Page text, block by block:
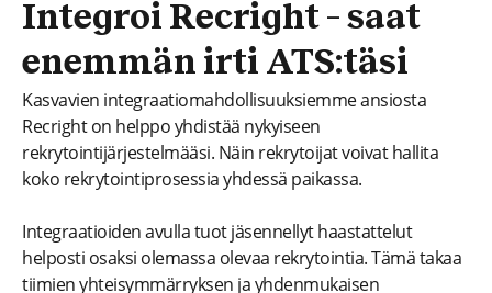
Integroi Recright – saat
enemmän irti ATS:täsi
Kasvavien integraatiomahdollisuuksiemme ansiosta
Recright on helppo yhdistää nykyiseen
rekrytointijärjestelmääsi. Näin rekrytoijat voivat hallita
koko rekrytointiprosessia yhdessä paikassa.
Integraatioiden avulla tuot jäsennellyt haastattelut
helposti osaksi olemassa olevaa rekrytointia. Tämä takaa
tiimien yhteisymmärryksen ja yhdenmukaisen